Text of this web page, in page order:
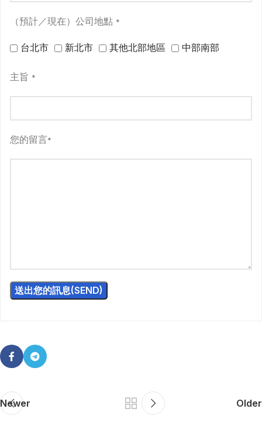
（預計／現在）公司地點 *
台北市 新北市 其他北部地區 中部南部
主旨 *
您的留言*
Newer Older